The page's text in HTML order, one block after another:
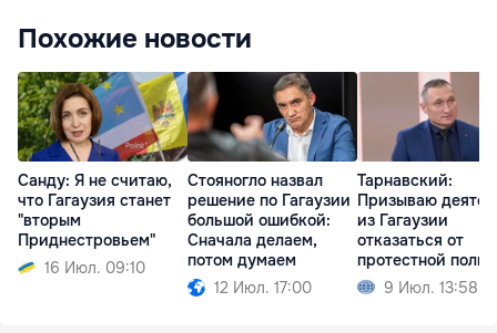
Похожие новости
Санду: Я не считаю,
что Гагаузия станет
"вторым
Приднестровьем"
16 Июл. 09:10
Стояногло назвал
решение по Гагаузии
большой ошибкой:
Сначала делаем,
потом думаем
12 Июл. 17:00
Тарнавский:
Призываю
из Гагаузии
отказаться от
протестной
9 Июл. 13:58